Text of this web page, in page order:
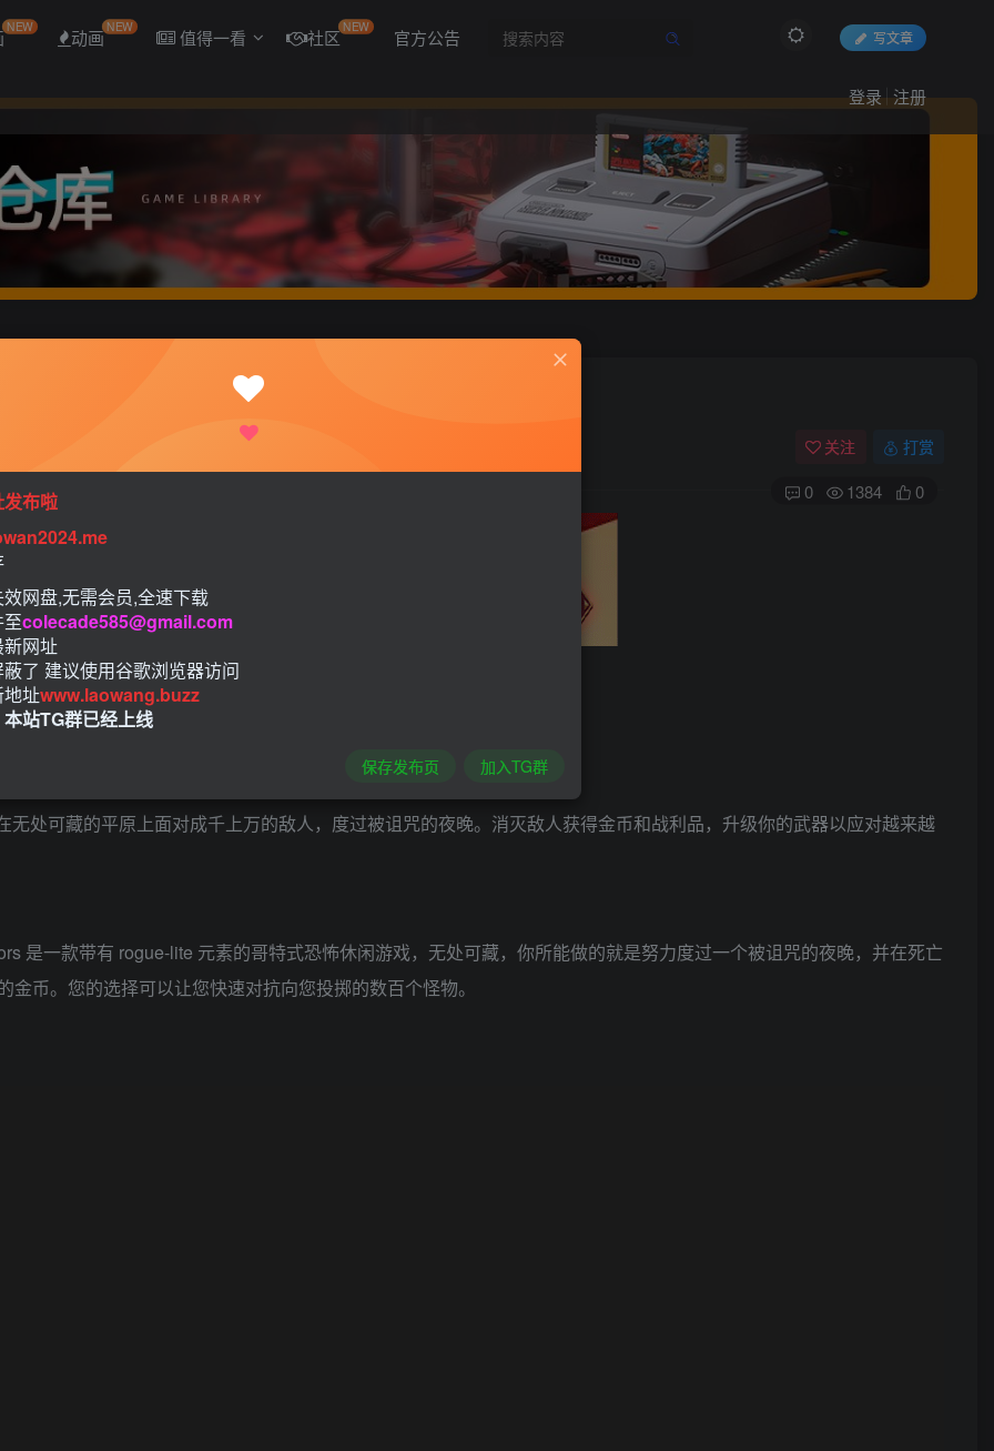
NEW 动画 NEW 值得一看 社区NEW 官方公告 写文章
登录 注册
关注 打赏
0 1384 0
处可藏的平原上面对成千上万的敌人，度过被诅咒的夜晚。消灭敌人获得金币和战利品，升级你的武器以应对越来越
是一款带有 rogue-lite 元素的哥特式恐怖休闲游戏，无处可藏，你所能做的就是努力度过一个被诅咒的夜晚，并在死亡
币。您的选择可以让您快速对抗向您投掷的数百个怪物。
布啦
网盘,无需会员,全速下载
colecade585@gmail.com
网址
了 建议使用谷歌浏览器访问
址www.laowang.buzz
站TG群已经上线
保存发布页 加入TG群